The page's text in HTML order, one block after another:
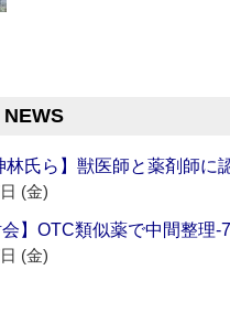
林氏ら】獣医師と薬剤師に
(金)
会】OTC類似薬で中間整理
(金)